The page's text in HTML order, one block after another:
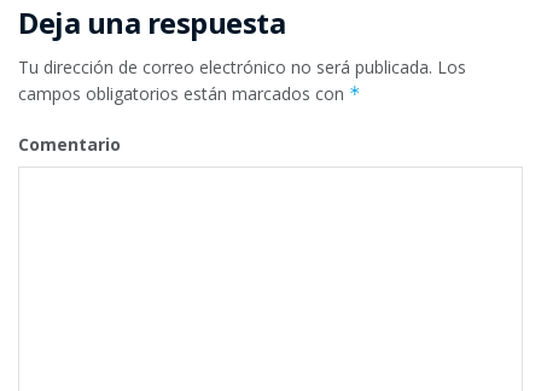
Deja una respuesta
Tu dirección de correo electrónico no será publicada. Los
campos obligatorios están marcados con *
Comentario